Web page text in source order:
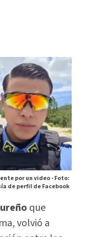
por un video -Foto:
de perfil de Facebook
que
volvió a